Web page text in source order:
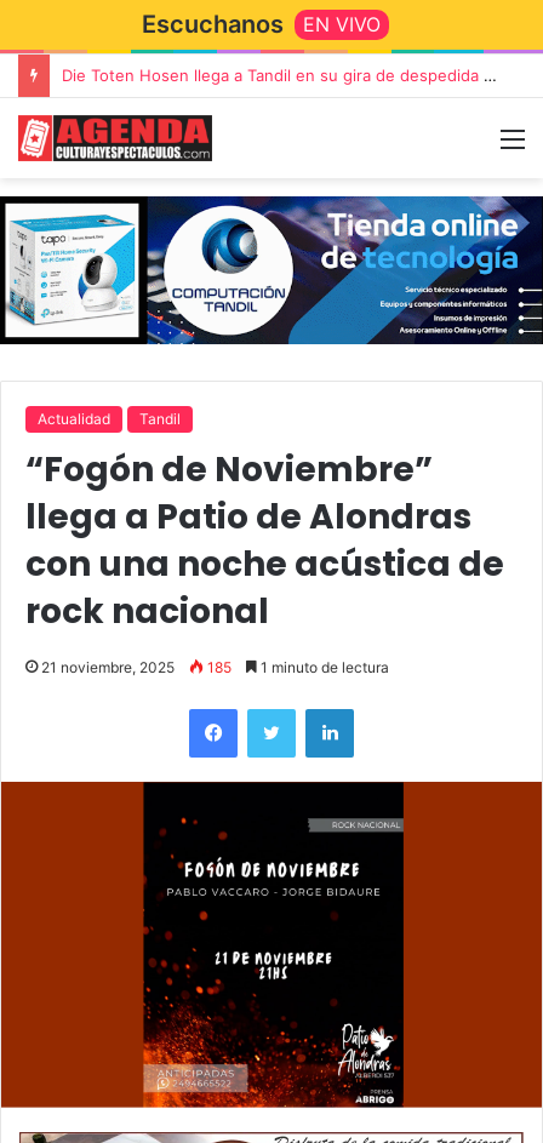
Escuchanos EN VIVO
Die Toten Hosen llega a Tandil en su gira de despedida «Fútbol, Asado, Vino y Adiós Amigos»
Actualidad Tandil
“Fogón de Noviembre”
llega a Patio de Alondras
con una noche acústica de
rock nacional
21 noviembre, 2025 185 1 minuto de lectura